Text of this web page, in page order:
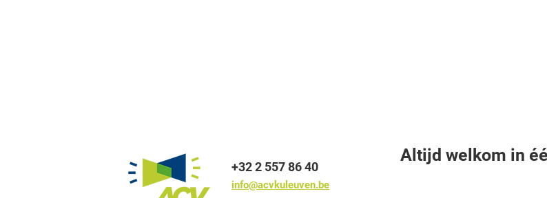
+32 2 557 86 40
info@acvkuleuven.be
Altijd welkom in